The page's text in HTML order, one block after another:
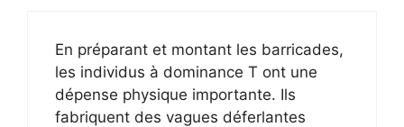
En préparant et montant les barricades,
les individus à dominance T ont une
dépense physique importante. Ils
fabriquent des vagues déferlantes